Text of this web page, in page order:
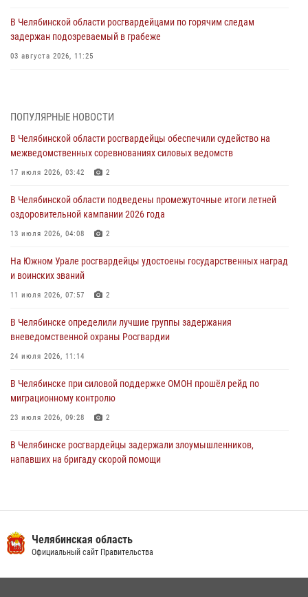
В Челябинской области росгвардейцами по горячим следам
задержан подозреваемый в грабеже
03 августа 2026, 11:25
03 августа 2026, 09:22 1
Авиация Росгвардии совершила более 250 санитарных вылетов в
Донецкой Народной Республике
31 июля 2026, 11:33
Росгвардия обеспечивает безопасность граждан на южном
направлении
31 июля 2026, 11:32
В Уральском округе Росгвардии состоялось заседание
оперативного штаба
30 июля 2026, 10:53
ПОПУЛЯРНЫЕ НОВОСТИ
В Челябинской области росгвардейцы обеспечили судейство на
межведомственных соревнованиях силовых ведомств
17 июля 2026, 03:42 2
В Челябинской области подведены промежуточные итоги летней
оздоровительной кампании 2026 года
13 июля 2026, 04:08 2
На Южном Урале росгвардейцы удостоены государственных наград
и воинских званий
11 июля 2026, 07:57 2
В Челябинске определили лучшие группы задержания
вневедомственной охраны Росгвардии
24 июля 2026, 11:14
В Челябинске при силовой поддержке ОМОН прошёл рейд по
миграционному контролю
23 июля 2026, 09:28 2
В Челябинске росгвардейцы задержали злоумышленников,
напавших на бригаду скорой помощи
13 июля 2026, 03:02 5
Челябинская область
Официальный сайт Правительства